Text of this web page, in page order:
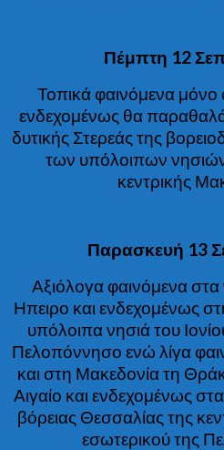
Πέμπτη 12
Τοπικά φαινόμενα μόνο
ενδεχομένως θα
δυτικής Στερεάς της
των υπόλοιπων νησιών
κεντρικής
Παρασκευή 13
Αξιόλογα φαινόμενα στα
Ηπειρο και ενδεχομένως
υπόλοιπα νησιά του
Πελοπόννησο ενώ λίγα
και στη Μακεδονία τη
Αιγαίο και ενδεχομένως
βόρειας Θεσσαλίας της
εσωτερικού της